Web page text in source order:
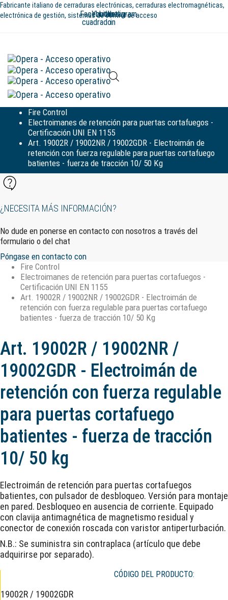
Saltar
enlaces
Ir
al
Fabricante italiano de cerraduras electrónicas, cerraduras electromagnéticas,
electrónica de gestión, sistemas de control de acceso
Facebook-
cuadrado
Youtube
Linkedin-
in
Instagram
la
Fire Control
Electroimanes de retención para puertas cortafuegos -
Certificación UNI EN 1155
Art. 19002R / 19002NR / 19002GDR - Electroimán de
retención con fuerza regulable para puertas cortafuego
batientes - fuerza de tracción 10/ 50 Kg
¿NECESITA MÁS INFORMACIÓN?
No dude en ponerse en contacto con nosotros a través del
formulario o del chat
Póngase en contacto con
Fire Control
Electroimanes de retención para puertas cortafuegos -
Certificación UNI EN 1155
Art. 19002R / 19002NR / 19002GDR - Electroimán de
retención con fuerza regulable para puertas cortafuego
batientes - fuerza de tracción 10/ 50 Kg
Art. 19002R / 19002NR /
19002GDR - Electroimán de
retención con fuerza regulable
para puertas cortafuego
batientes - fuerza de tracción
10/ 50 kg
Electroimán de retención para puertas cortafuegos
batientes, con pulsador de desbloqueo. Versión para montaje
en pared. Desbloqueo en ausencia de corriente. Equipado
con clavija antimagnética de magnetismo residual y
conector de conexión roscada con varistor antiperturbación.
N.B.: Se suministra sin contraplaca (artículo que debe
adquirirse por separado).
CÓDIGO DEL PRODUCTO:
19002R / 19002GDR